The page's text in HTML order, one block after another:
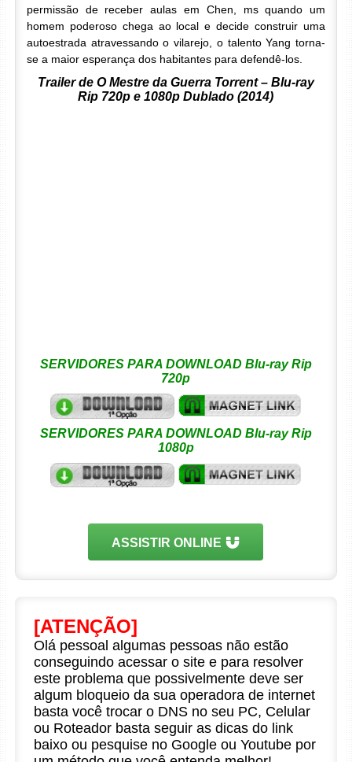
permissão de receber aulas em Chen, ms quando um
homem poderoso chega ao local e decide construir uma
autoestrada atravessando o vilarejo, o talento Yang torna-
se a maior esperança dos habitantes para defendê-los.
Trailer de O Mestre da Guerra Torrent – Blu-ray
Rip 720p e 1080p Dublado (2014)
SERVIDORES PARA DOWNLOAD Blu-ray Rip
720p
SERVIDORES PARA DOWNLOAD Blu-ray Rip
1080p
ASSISTIR ONLINE
[ATENÇÃO]
Olá pessoal algumas pessoas não estão
conseguindo acessar o site e para resolver
este problema que possivelmente deve ser
algum bloqueio da sua operadora de internet
basta você trocar o DNS no seu PC, Celular
ou Roteador basta seguir as dicas do link
baixo ou pesquise no Google ou Youtube por